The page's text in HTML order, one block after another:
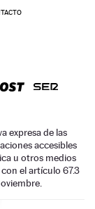
expresa de las
accesibles
u otros medios
el artículo 67.3